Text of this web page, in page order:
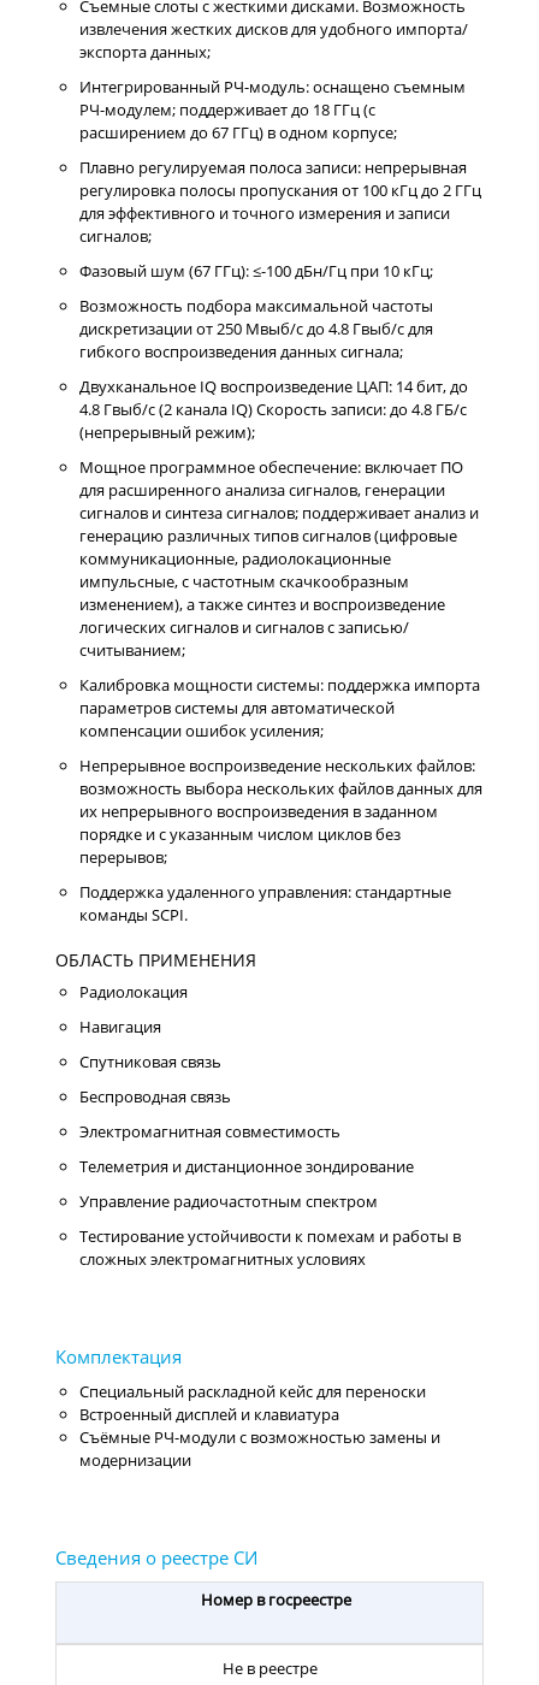
Съемные слоты с жесткими дисками. Возможность
извлечения жестких дисков для удобного импорта/
экспорта данных;
Интегрированный РЧ-модуль: оснащено съемным
РЧ-модулем; поддерживает до 18 ГГц (с
расширением до 67 ГГц) в одном корпусе;
Плавно регулируемая полоса записи: непрерывная
регулировка полосы пропускания от 100 кГц до 2 ГГц
для эффективного и точного измерения и записи
сигналов;
Фазовый шум (67 ГГц): ≤-100 дБн/Гц при 10 кГц;
Возможность подбора максимальной частоты
дискретизации от 250 Мвыб/с до 4.8 Гвыб/с для
гибкого воспроизведения данных сигнала;
Двухканальное IQ воспроизведение ЦАП: 14 бит, до
4.8 Гвыб/с (2 канала IQ) Скорость записи: до 4.8 ГБ/с
(непрерывный режим);
Мощное программное обеспечение: включает ПО
для расширенного анализа сигналов, генерации
сигналов и синтеза сигналов; поддерживает анализ и
генерацию различных типов сигналов (цифровые
коммуникационные, радиолокационные
импульсные, с частотным скачкообразным
изменением), а также синтез и воспроизведение
логических сигналов и сигналов с записью/
считыванием;
Калибровка мощности системы: поддержка импорта
параметров системы для автоматической
компенсации ошибок усиления;
Непрерывное воспроизведение нескольких файлов:
возможность выбора нескольких файлов данных для
их непрерывного воспроизведения в заданном
порядке и с указанным числом циклов без
перерывов;
Поддержка удаленного управления: стандартные
команды SCPI.
ОБЛАСТЬ ПРИМЕНЕНИЯ
Радиолокация
Навигация
Спутниковая связь
Беспроводная связь
Электромагнитная совместимость
Телеметрия и дистанционное зондирование
Управление радиочастотным спектром
Тестирование устойчивости к помехам и работы в
сложных электромагнитных условиях
Специальный раскладной кейс для переноски
Встроенный дисплей и клавиатура
Съёмные РЧ-модули с возможностью замены и
модернизации
Номер в госреестре
Не в реестре